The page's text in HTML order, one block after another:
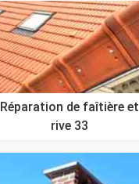
Réparation de faîtière et
rive 33